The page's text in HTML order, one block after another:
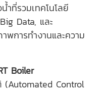
ำที่รวมเทคโนโลยี
Data, และ
พการทำงานและความ
Boiler
Control